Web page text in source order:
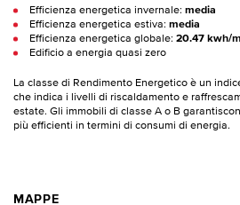
Efficienza energetica invernale: media
Efficienza energetica estiva: media
Efficienza energetica globale: 20.47 kwh/
Edificio a energia quasi zero
La classe di Rendimento Energetico è un
che indica i livelli di riscaldamento e
estate. Gli immobili di classe A o B
più efficienti in termini di consumi di energia.
MAPPE